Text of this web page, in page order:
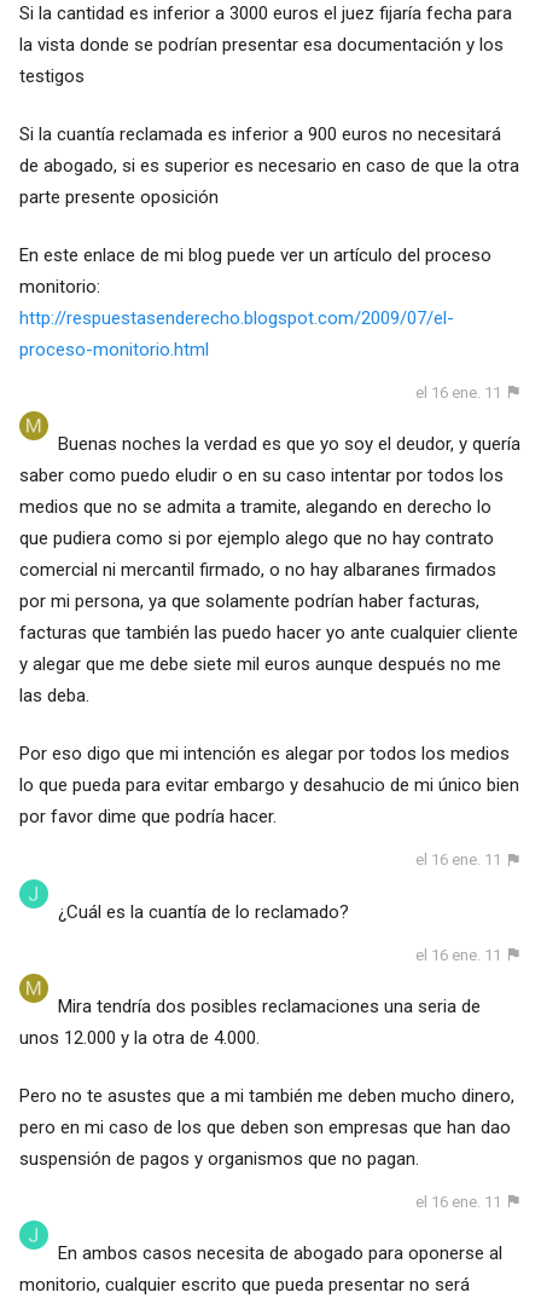
Si la cantidad es inferior a 3000 euros el juez fijaría fecha para
la vista donde se podrían presentar esa documentación y los
testigos
Si la cuantía reclamada es inferior a 900 euros no necesitará
de abogado, si es superior es necesario en caso de que la otra
parte presente oposición
En este enlace de mi blog puede ver un artículo del proceso
monitorio:
http://respuestasenderecho.blogspot.com/2009/07/el-
proceso-monitorio.html
el 16 ene. 11
Buenas noches la verdad es que yo soy el deudor, y quería
saber como puedo eludir o en su caso intentar por todos los
medios que no se admita a tramite, alegando en derecho lo
que pudiera como si por ejemplo alego que no hay contrato
comercial ni mercantil firmado, o no hay albaranes firmados
por mi persona, ya que solamente podrían haber facturas,
facturas que también las puedo hacer yo ante cualquier cliente
y alegar que me debe siete mil euros aunque después no me
las deba.
Por eso digo que mi intención es alegar por todos los medios
lo que pueda para evitar embargo y desahucio de mi único bien
por favor dime que podría hacer.
el 16 ene. 11
¿Cuál es la cuantía de lo reclamado?
el 16 ene. 11
Mira tendría dos posibles reclamaciones una seria de
unos 12.000 y la otra de 4.000.
Pero no te asustes que a mi también me deben mucho dinero,
pero en mi caso de los que deben son empresas que han dao
suspensión de pagos y organismos que no pagan.
el 16 ene. 11
En ambos casos necesita de abogado para oponerse al
monitorio, cualquier escrito que pueda presentar no será